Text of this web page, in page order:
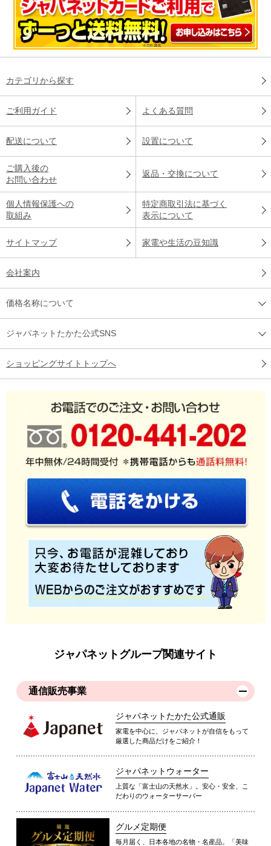
カテゴリから探す
ご利用ガイド よくある質問
配送について 設置について
ご購入後の
お問い合わせ
返品・交換について
個人情報保護への
取組み
特定商取引法に基づく
表示について
サイトマップ 家電や生活の豆知識
会社案内
価格名称について
ジャパネットたかた公式SNS
ショッピングサイトトップへ
ジャパネットグループ関連サイト
通信販売事業
ジャパネットたかた公式通販
家電を中心に、ジャパネットが自信をもって
厳選した商品だけをご紹介！
ジャパネットウォーター
上質な「富士山の天然水」。安心・安全、こ
だわりのウォーターサーバー
グルメ定期便
毎月届く、日本各地の名物・名産品。「美味